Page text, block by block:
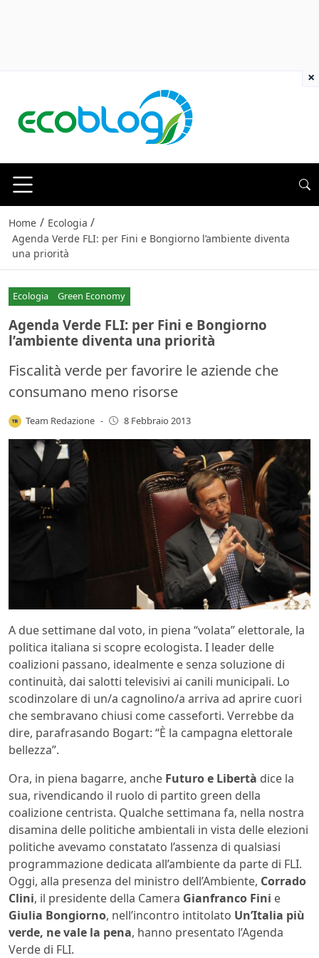
Home / Ecologia /
Agenda Verde FLI: per Fini e Bongiorno l’ambiente diventa
una priorità
Ecologia Green Economy
Agenda Verde FLI: per Fini e Bongiorno
l’ambiente diventa una priorità
Fiscalità verde per favorire le aziende che
consumano meno risorse
Team Redazione - 8 Febbraio 2013
A due settimane dal voto, in piena “volata” elettorale, la
politica italiana si scopre ecologista. I leader delle
coalizioni passano, idealmente e senza soluzione di
continuità, dai salotti televisivi ai canili municipali. Lo
scodinzolare di un/a cagnolino/a arriva ad aprire cuori
che sembravano chiusi come casseforti. Verrebbe da
dire, parafrasando Bogart: “È la campagna elettorale
bellezza”.
Ora, in piena bagarre, anche Futuro e Libertà dice la
sua, rivendicando il ruolo di partito green della
coalizione centrista. Qualche settimana fa, nella nostra
disamina delle politiche ambientali in vista delle elezioni
politiche avevamo constatato l’assenza di qualsiasi
programmazione dedicata all’ambiente da parte di FLI.
Oggi, alla presenza del ministro dell’Ambiente, Corrado
Clini, il presidente della Camera Gianfranco Fini e
Giulia Bongiorno, nell’incontro intitolato Un’Italia più
verde, ne vale la pena, hanno presentato l’Agenda
Verde di FLI.
×